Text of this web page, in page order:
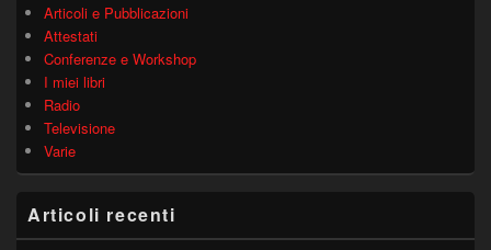
Articoli e Pubblicazioni
Attestati
Conferenze e Workshop
I miei libri
Radio
Televisione
Varie
Articoli recenti